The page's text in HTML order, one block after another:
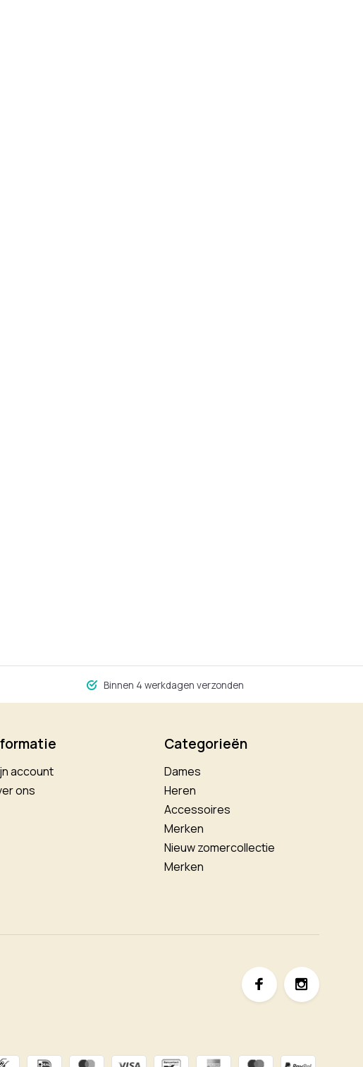
Binnen 4 werkdagen verzonden
account
ons
Categorieën
Dames
Heren
Accessoires
Merken
Nieuw zomercollectie
Merken